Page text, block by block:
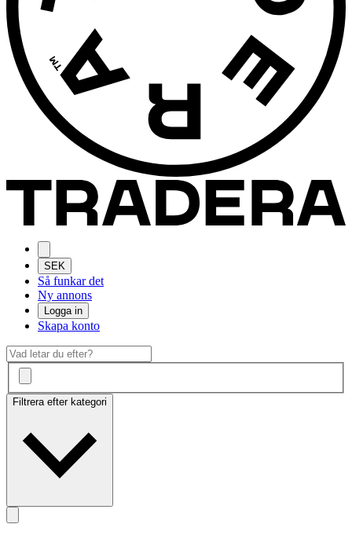
SEK
Så funkar det
Ny annons
Logga in
Skapa konto
Filtrera efter kategori